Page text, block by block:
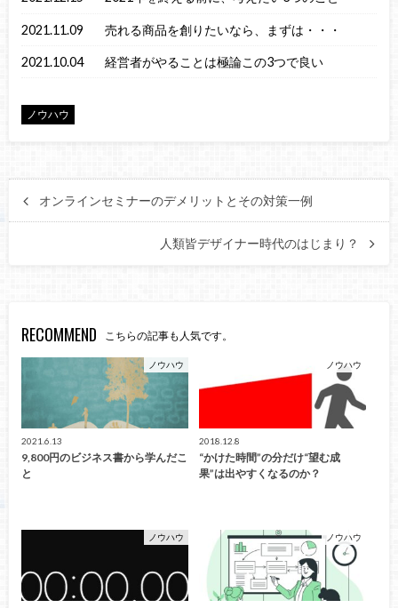
2021.11.09 売れる商品を創りたいなら、まずは・・・
2021.10.04 経営者がやることは極論この3つで良い
ノウハウ
オンラインセミナーのデメリットとその対策一例
人類皆デザイナー時代のはじまり？
RECOMMEND こちらの記事も人気です。
ノウハウ
2021.6.13
9,800円のビジネス書から学んだこ
と
ノウハウ
2018.12.8
“かけた時間”の分だけ“望む成
果”は出やすくなるのか？
ノウハウ ノウハウ